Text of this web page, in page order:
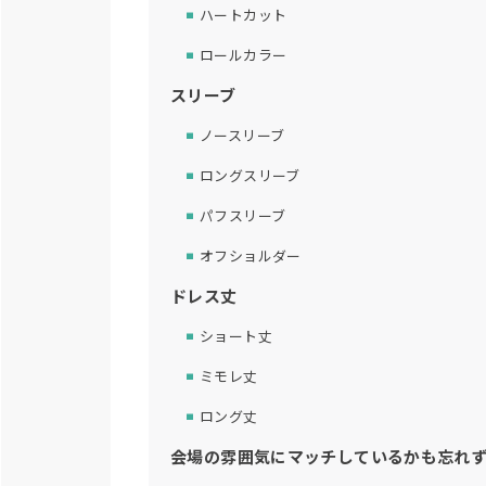
ハートカット
ロールカラー
スリーブ
ノースリーブ
ロングスリーブ
パフスリーブ
オフショルダー
ドレス丈
ショート丈
ミモレ丈
ロング丈
会場の雰囲気にマッチしているかも忘れ